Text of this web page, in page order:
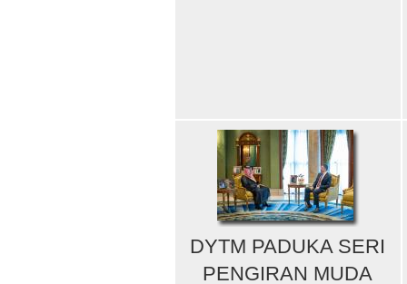
DYTM PADUKA SERI
PENGIRAN MUDA